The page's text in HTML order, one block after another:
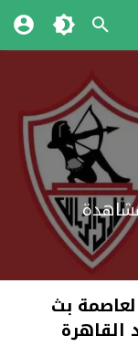
بث
استاد القاهرة